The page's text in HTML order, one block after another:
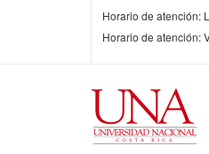
Horario de atención:
Horario de atención: